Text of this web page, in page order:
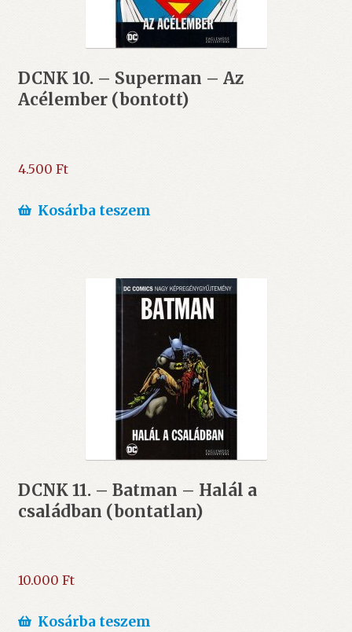
DCNK 10. – Superman – Az
Acélember (bontott)
4.500 Ft
Kosárba teszem
DCNK 11. – Batman – Halál a
családban (bontatlan)
10.000 Ft
Kosárba teszem